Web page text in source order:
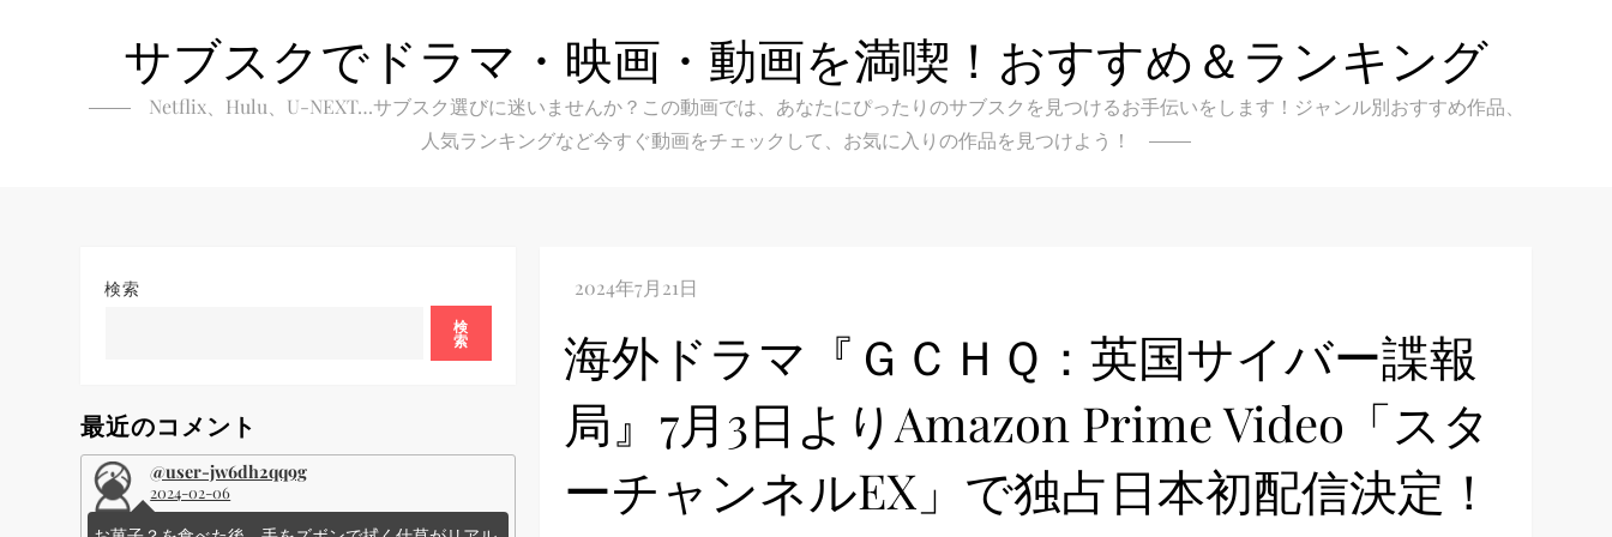
サブスクでドラマ・映画・動画を満喫！おすすめ＆ランキング
Netflix、Hulu、U-NEXT…サブスク選びに迷いませんか？この動画では、あなたにぴったりのサブスクを見つけるお手伝いをします！ジャンル別おすすめ作品、
人気ランキングなど今すぐ動画をチェックして、お気に入りの作品を見つけよう！
海外ドラマ『ＧＣＨＱ：英国サイバー諜報
局』7月3日よりAmazon Prime Video「スタ
ーチャンネルEX」で独占日本初配信決定！
検索
検
索
最近のコメント
@user-jw6dh2qq9g
2024-02-06